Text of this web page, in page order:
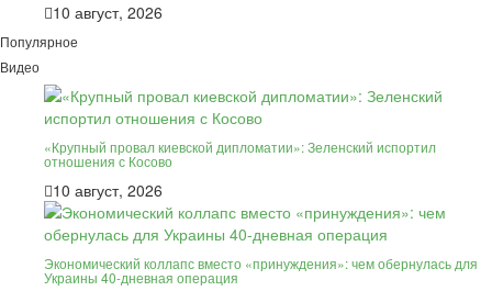
10 август, 2026
Популярное
Видео
«Крупный провал киевской дипломатии»: Зеленский испортил
отношения с Косово
10 август, 2026
Экономический коллапс вместо «принуждения»: чем обернулась для
Украины 40-дневная операция